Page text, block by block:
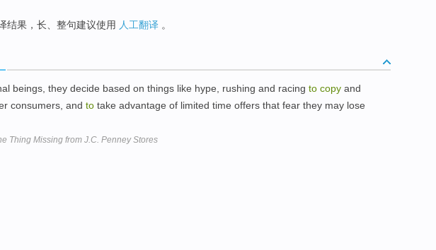
结果，长、整句建议使用 人工翻译 。
beings, they decide based on things like hype, rushing and racing to copy and
consumers, and to take advantage of limited time offers that fear they may lose
Thing Missing from J.C. Penney Stores